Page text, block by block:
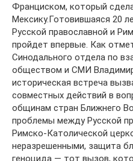
Франциском, который
Мексику.Готовившаяся 20
Русской православной и
пройдет впервые. Как
Синодального отдела по
обществом и СМИ
историческая встреча
совместных действий в
общинам стран Ближнего
проблемы между Русской
Римско-Католической
неразрешенными, защита
геноцида — тот вызов,